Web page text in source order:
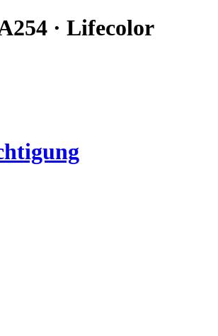
· Lifecolor